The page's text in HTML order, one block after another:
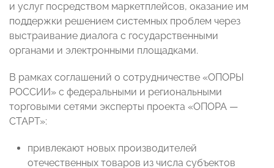
и услуг посредством маркетплейсов, оказание им
поддержки решением системных проблем через
выстраивание диалога с государственными
органами и электронными площадками.
В рамках соглашений о сотрудничестве «ОПОРЫ
РОССИИ» с федеральными и региональными
торговыми сетями эксперты проекта «ОПОРА —
СТАРТ»:
привлекают новых производителей
отечественных товаров из числа субъектов